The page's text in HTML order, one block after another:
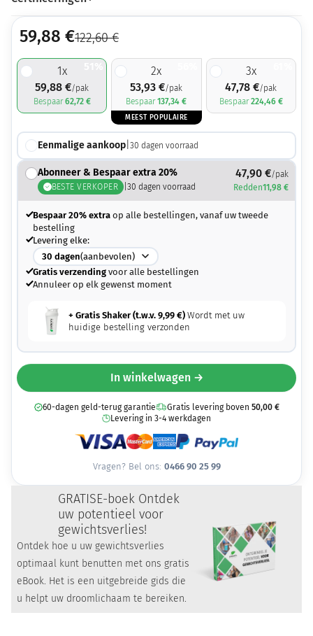
59,88 €122,60€
1x
59,88€/pak
Bespaar62,72 €
2x
53,93€/pak
Bespaar137,34€
MEEST POPULAIRE
3x
47,78€/pak
Bespaar224,46 €
Eenmalige aankoop| 30 dagen voorraad
Abonneer & Bespaar extra 20%
BESTE VERKOPER |30 dagen voorraad
47,90 €/pak
Redden11,98 €
Bespaar 20% extraop alle bestellingen, vanaf uw tweede
bestelling
Levering elke:
30 dagen(aanbevolen)
Gratis verzendingvoor alle bestellingen
Annuleer op elk gewenst moment
+ Gratis Shaker (t.w.v. 9,99 €) Wordt met uw
huidige bestelling verzonden
In winkelwagen →
60-dagen geld-terug garantie Gratis levering boven 50,00 €
Levering in 3-4 werkdagen
Vragen? Bel ons: 0466 90 25 99
GRATISE-boek Ontdek
uw potentieel voor
gewichtsverlies!
Ontdek hoe u uw gewichtsverlies
optimaal kunt benutten met ons gratis
eBook. Het is een uitgebreide gids die
u helpt uw ​​droomlichaam te bereiken.